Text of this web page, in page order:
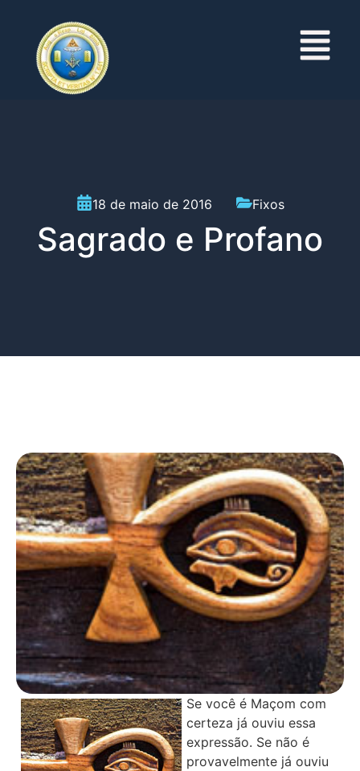
18 de maio de 2016 Fixos
Sagrado e Profano
Se você é Maçom com
certeza já ouviu essa
expressão. Se não é
provavelmente já ouviu